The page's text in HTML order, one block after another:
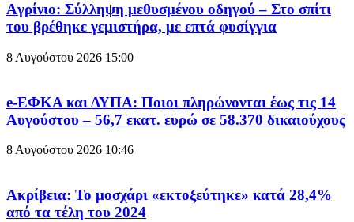
Aγρίνιο: Σύλληψη μεθυσμένου οδηγού – Στο σπίτι
του βρέθηκε γεμιστήρα, με επτά φυσίγγια
8 Αυγούστου 2026 15:00
e-ΕΦΚΑ και ΔΥΠΑ: Ποιοι πληρώνονται έως τις 14
Αυγούστου – 56,7 εκατ. ευρώ σε 58.370 δικαιούχους
8 Αυγούστου 2026 10:46
Ακρίβεια: Το μοσχάρι «εκτοξεύτηκε» κατά 28,4%
από τα τέλη του 2024